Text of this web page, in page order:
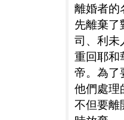
離婚者的
先離棄了
司、利未
重回耶和
帝。為了
他們處理
不但要離